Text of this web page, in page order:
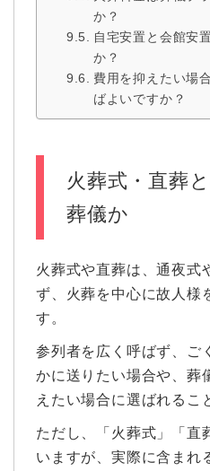
か？
自宅安置と会館安
か？
費用を抑えたい場
ばよいですか？
火葬式・直葬
葬儀か
火葬式や直葬は、通夜式
ず、火葬を中心に故人様
す。
参列者を広く呼ばず、ご
かに送りたい場合や、葬
えたい場合に選ばれるこ
ただし、「火葬式」「直
いますが、実際に含まれ